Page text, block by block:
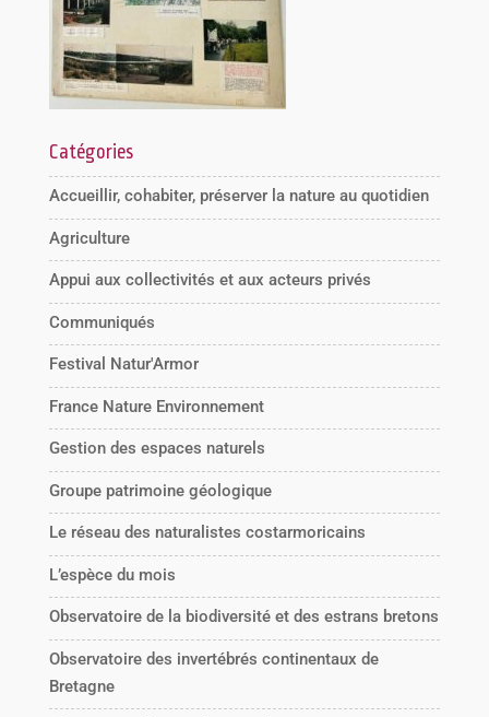
Catégories
Accueillir, cohabiter, préserver la nature au quotidien
Agriculture
Appui aux collectivités et aux acteurs privés
Communiqués
Festival Natur'Armor
France Nature Environnement
Gestion des espaces naturels
Groupe patrimoine géologique
Le réseau des naturalistes costarmoricains
L’espèce du mois
Observatoire de la biodiversité et des estrans bretons
Observatoire des invertébrés continentaux de
Bretagne